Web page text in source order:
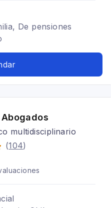
De pensiones
multidisciplinario
(104)